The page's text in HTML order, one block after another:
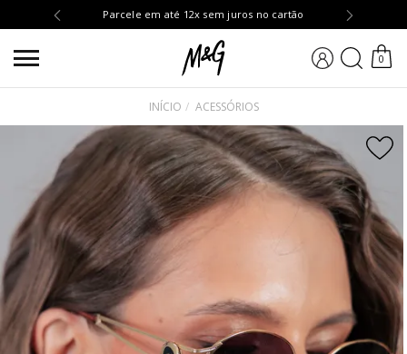
Parcele em até 12x sem juros no cartão
0
INÍCIO ACESSÓRIOS